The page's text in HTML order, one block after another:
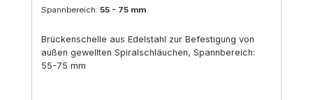
Spannbereich: 55 - 75 mm
Brückenschelle aus Edelstahl zur Befestigung von
außen gewellten Spiralschläuchen, Spannbereich:
55-75 mm